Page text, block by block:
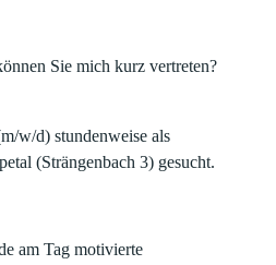
Sie mich kurz vertreten?
w/d) stundenweise als
(Strängenbach 3) gesucht.
am Tag motivierte